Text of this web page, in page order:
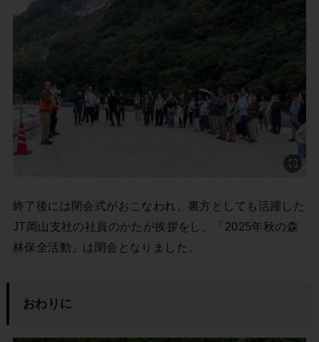
終了後には閉会式がおこなわれ、裏方としても活躍した
JT岡山支社の社員のかたが挨拶をし、「2025年秋の森
林保全活動」は閉会となりました。
おわりに